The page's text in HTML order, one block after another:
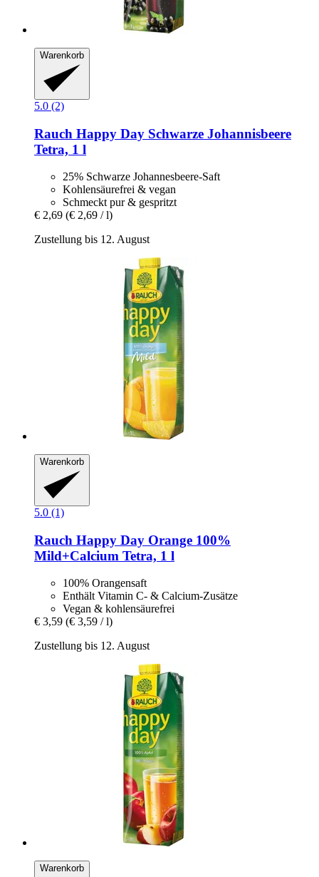
Warenkorb
5.0 (2)
Rauch Happy Day Schwarze Johannisbeere
Tetra, 1 l
25% Schwarze Johannesbeere-Saft
Kohlensäurefrei & vegan
Schmeckt pur & gespritzt
€ 2,69 (€ 2,69 / l)
Zustellung bis 12. August
Warenkorb
5.0 (1)
Rauch Happy Day Orange 100%
Mild+Calcium Tetra, 1 l
100% Orangensaft
Enthält Vitamin C- & Calcium-Zusätze
Vegan & kohlensäurefrei
€ 3,59 (€ 3,59 / l)
Zustellung bis 12. August
Warenkorb